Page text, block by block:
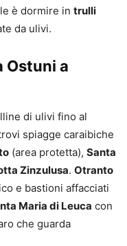
è dormire in trulli
da ulivi.
Ostuni a
di ulivi fino al
spiagge caraibiche
(area protetta), Santa
Zinzulusa. Otranto
e bastioni affacciati
Maria di Leuca con
che guarda